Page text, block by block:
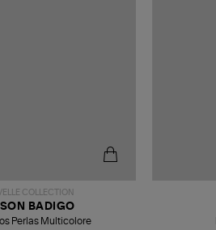
COLLECTION
BADIGO
Perlas Multicolore